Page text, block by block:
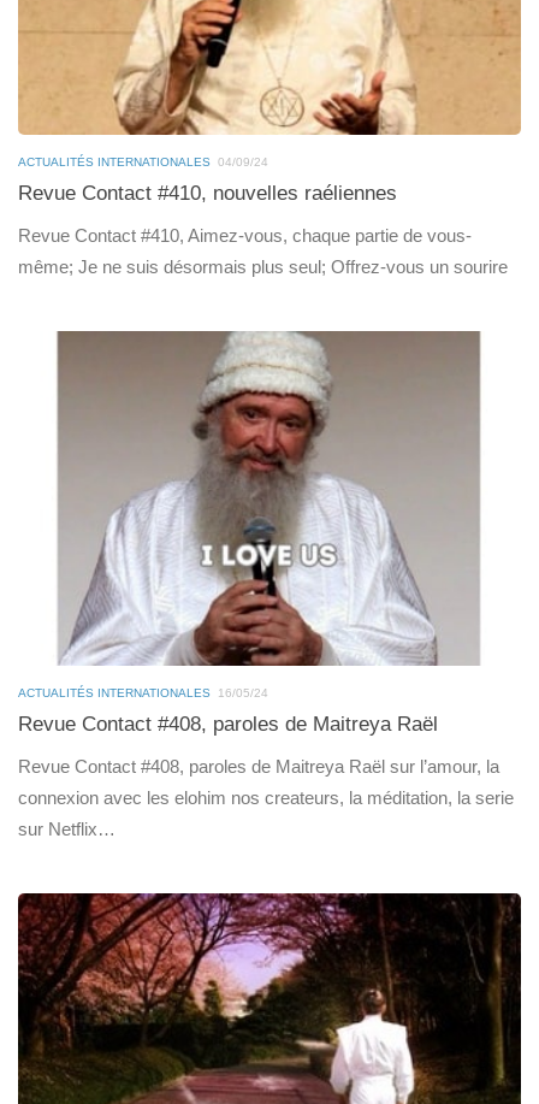
ACTUALITÉS INTERNATIONALES 04/09/24
Revue Contact #410, nouvelles raéliennes
Revue Contact #410, Aimez-vous, chaque partie de vous-
même; Je ne suis désormais plus seul; Offrez-vous un sourire
ACTUALITÉS INTERNATIONALES 16/05/24
Revue Contact #408, paroles de Maitreya Raël
Revue Contact #408, paroles de Maitreya Raël sur l’amour, la
connexion avec les elohim nos createurs, la méditation, la serie
sur Netflix…